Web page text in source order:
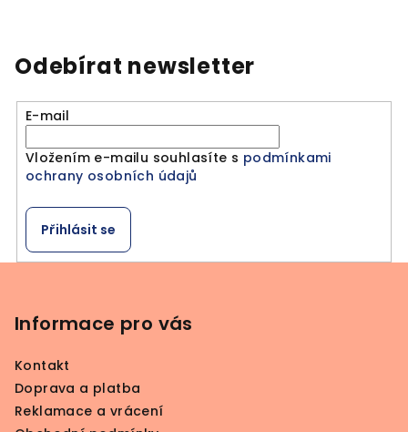
Odebírat newsletter
E-mail
Vložením e-mailu souhlasíte s podmínkami
ochrany osobních údajů
Přihlásit se
Informace pro vás
Kontakt
Doprava a platba
Reklamace a vrácení